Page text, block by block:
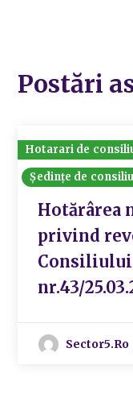
Postări
Hotarari de
Ședințe de consiliu
Hotărârea
privind
Consiliului
nr.43/
Sector5.ro